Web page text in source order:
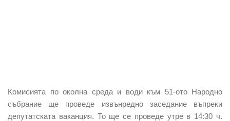
Комисията по околна среда и води към 51-ото Народно
събрание ще проведе извънредно заседание въпреки
депутатската ваканция. То ще се проведе утре в 14:30 ч.